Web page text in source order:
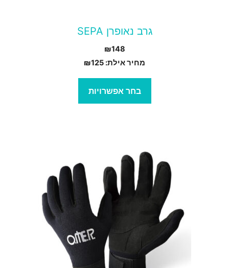
גרב נאופרן SEPA
₪148
מחיר אילת:
₪125
בחר אפשרויות